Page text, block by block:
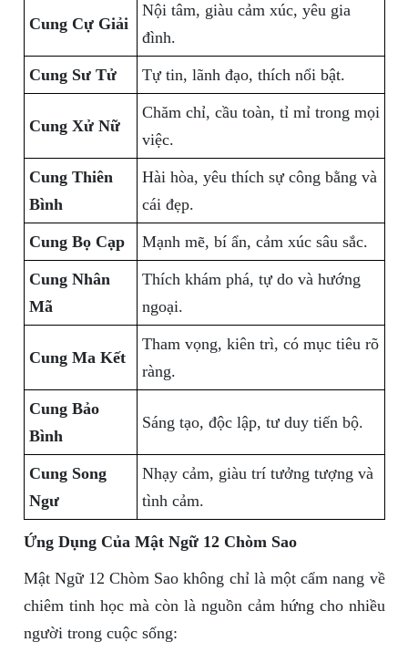
Cung Cự Giải
Nội tâm, giàu cảm xúc, yêu gia
đình.
Cung Sư Tử Tự tin, lãnh đạo, thích nổi bật.
Cung Xử Nữ
Chăm chỉ, cầu toàn, tỉ mỉ trong mọi
việc.
Cung Thiên
Bình
Hài hòa, yêu thích sự công bằng và
cái đẹp.
Cung Bọ Cạp Mạnh mẽ, bí ẩn, cảm xúc sâu sắc.
Cung Nhân
Mã
Thích khám phá, tự do và hướng
ngoại.
Cung Ma Kết
Tham vọng, kiên trì, có mục tiêu rõ
ràng.
Cung Bảo
Bình
Sáng tạo, độc lập, tư duy tiến bộ.
Cung Song
Ngư
Nhạy cảm, giàu trí tưởng tượng và
tình cảm.
Ứng Dụng Của Mật Ngữ 12 Chòm Sao
Mật Ngữ 12 Chòm Sao không chỉ là một cẩm nang về
chiêm tinh học mà còn là nguồn cảm hứng cho nhiều
người trong cuộc sống: